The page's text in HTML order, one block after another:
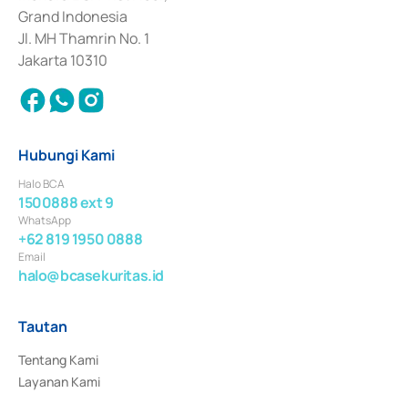
Surat Berharga Komersial yang izinnya diterbitkan pada tahun 2018.
Grand Indonesia
Jl. MH Thamrin No. 1
Jakarta 10310
Hubungi Kami
Halo BCA
1500888 ext 9
WhatsApp
+62 819 1950 0888
Email
halo@bcasekuritas.id
Tautan
Tentang Kami
Layanan Kami